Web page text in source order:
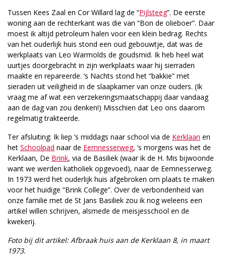
Tussen Kees Zaal en Cor Willard lag de “Pijlsteeg”. De eerste
woning aan de rechterkant was die van “Bon de olieboer”. Daar
moest ik altijd petroleum halen voor een klein bedrag. Rechts
van het ouderlijk huis stond een oud gebouwtje, dat was de
werkplaats van Leo Warmolds de goudsmid. Ik heb heel wat
uurtjes doorgebracht in zijn werkplaats waar hij sierraden
maakte en repareerde. ’s Nachts stond het “bakkie” met
sieraden uit veiligheid in de slaapkamer van onze ouders. (Ik
vraag me af wat een verzekeringsmaatschappij daar vandaag
aan de dag van zou denken!) Misschien dat Leo ons daarom
regelmatig trakteerde.
Ter afsluiting: Ik liep ’s middags naar school via de Kerklaan en
het Schoolpad naar de Eemnesserweg, ’s morgens was het de
Kerklaan, De Brink, via de Basiliek (waar ik de H. Mis bijwoonde
want we werden katholiek opgevoed), naar de Eemnesserweg.
In 1973 werd het ouderlijk huis afgebroken om plaats te maken
voor het huidige “Brink College”. Over de verbondenheid van
onze familie met de St Jans Basiliek zou ik nog weleens een
artikel willen schrijven, alsmede de meisjesschool en de
kwekerij.
Foto bij dit artikel: Afbraak huis aan de Kerklaan 8, in maart
1973.